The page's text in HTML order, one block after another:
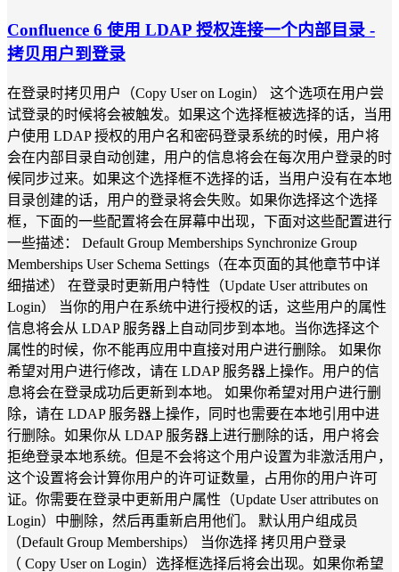
Confluence 6 使用 LDAP 授权连接一个内部目录 -
拷贝用户到登录
在登录时拷贝用户（Copy User on Login） 这个选项在用户尝
试登录的时候将会被触发。如果这个选择框被选择的话，当用
户使用 LDAP 授权的用户名和密码登录系统的时候，用户将
会在内部目录自动创建，用户的信息将会在每次用户登录的时
候同步过来。如果这个选择框不选择的话，当用户没有在本地
目录创建的话，用户的登录将会失败。如果你选择这个选择
框，下面的一些配置将会在屏幕中出现，下面对这些配置进行
一些描述： Default Group Memberships Synchronize Group
Memberships User Schema Settings（在本页面的其他章节中详
细描述） 在登录时更新用户特性（Update User attributes on
Login） 当你的用户在系统中进行授权的话，这些用户的属性
信息将会从 LDAP 服务器上自动同步到本地。当你选择这个
属性的时候，你不能再应用中直接对用户进行删除。 如果你
希望对用户进行修改，请在 LDAP 服务器上操作。用户的信
息将会在登录成功后更新到本地。 如果你希望对用户进行删
除，请在 LDAP 服务器上操作，同时也需要在本地引用中进
行删除。如果你从 LDAP 服务器上进行删除的话，用户将会
拒绝登录本地系统。但是不会将这个用户设置为非激活用户，
这个设置将会计算你用户的许可证数量，占用你的用户许可
证。你需要在登录中更新用户属性（Update User attributes on
Login）中删除，然后再重新启用他们。 默认用户组成员
（Default Group Memberships） 当你选择 拷贝用户登录
（ Copy User on Login）选择框选择后将会出现。如果你希望